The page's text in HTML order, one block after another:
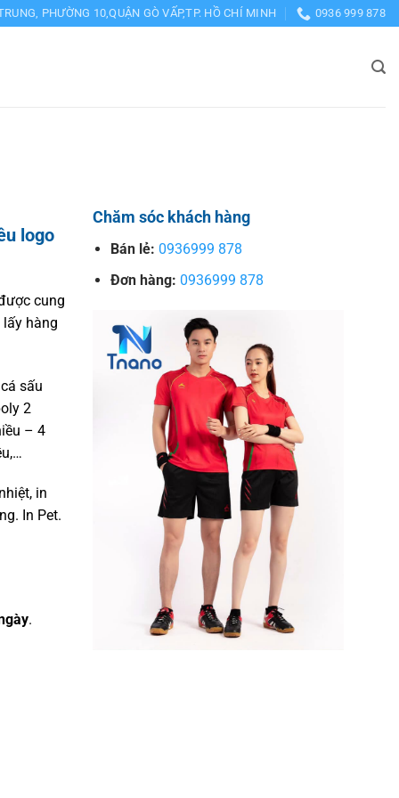
PHƯỜNG 10,QUẬN GÒ VẤP,TP. HỒ CHÍ MINH 0936 999 878
logo
cung
hàng
sấu
2
– 4
in
In Pet.
.
Chăm sóc khách hàng
Bán lẻ: 0936999 878
Đơn hàng: 0936999 878